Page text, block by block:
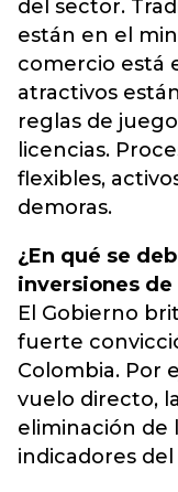
del sector.
están en el
comercio está
atractivos
reglas de
licencias.
flexibles,
demoras.
¿En qué se
inversiones de
El Gobierno
fuerte
Colombia. Por
vuelo directo,
eliminación de
indicadores